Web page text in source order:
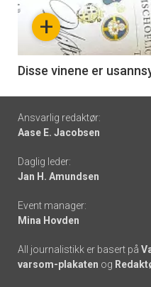
nå
6
+
Disse vinene er
Footer
-
links
Ansvarlig redaktør:
Aase E. Jacobsen
Daglig leder:
Jan H. Amundsen
Event manager:
Mina Hovden
All journalistikk er basert på
varsom-plakaten og